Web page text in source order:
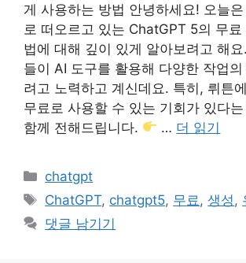
게 사용하는 방법 안녕하세요! 오늘
로 떠오르고 있는 ChatGPT 5의 무
법에 대해 깊이 있게 알아보려고 해
들이 AI 도구를 활용해 다양한 작업
려고 노력하고 계신데요. 특히, 뤼튼
무료로 사용할 수 있는 기회가 있다
함께 전해드립니다.
… 더 읽기
카
테
리
chatgpt
태
그
ChatGPT, chatgpt5, 무료 ,생성 ,
댓글 남기기